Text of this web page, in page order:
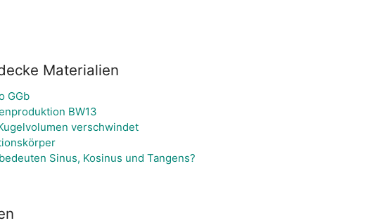
Materialien
GGb
BW13
verschwindet
Sinus, Kosinus und Tangens?